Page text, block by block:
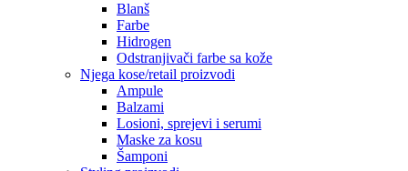
Blanš
Farbe
Hidrogen
Odstranjivači farbe sa kože
Njega kose/retail proizvodi
Ampule
Balzami
Losioni, sprejevi i serumi
Maske za kosu
Šamponi